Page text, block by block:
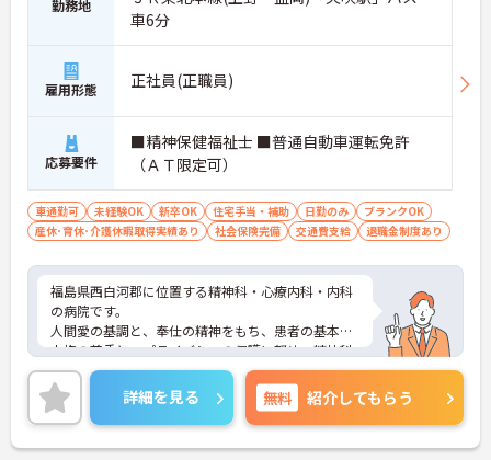
勤務地
車6分
雇用形態 正社員(正職員)
応募要件
■精神保健福祉士 ■普通自動車運転免許
（ＡＴ限定可）
車通勤可 未経験OK 新卒OK 住宅手当・補助 日勤のみ
ブランクOK
産休･育休･介護休暇取得実績あり
社会保険完備 交通費支給 退職金制度あり
福島県西白河郡に位置する精神科・心療内科・内科
の病院です。
人間愛の基調と、奉仕の精神をもち、患者の基本的
人権の尊重と、プライバシーの保護に努め、精神科
病院、介護老人保健施設として密着した地域医療に
貢献しています。
ご興味のある方には、面接対策ポイントなど、さら
に詳細をお話しいたしますので、お気軽にご相談く
ださい。
詳細を見る 無料 紹介してもらう